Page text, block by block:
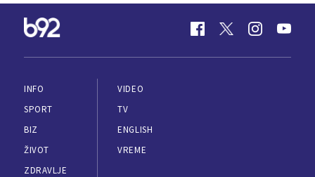
INFO
SPORT
BIZ
ŽIVOT
ZDRAVLJE
VIDEO
TV
ENGLISH
VREME